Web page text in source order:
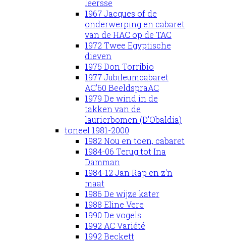
leersse
1967 Jacques of de
onderwerping en cabaret
van de HAC op de TAC
1972 Twee Egyptische
dieven
1975 Don Torribio
1977 Jubileumcabaret
AC'60 BeeldspraAC
1979 De wind in de
takken van de
laurierbomen (D'Obaldia)
toneel 1981-2000
1982 Nou en toen, cabaret
1984-06 Terug tot Ina
Damman
1984-12 Jan Rap en z'n
maat
1986 De wijze kater
1988 Eline Vere
1990 De vogels
1992 AC Variété
1992 Beckett